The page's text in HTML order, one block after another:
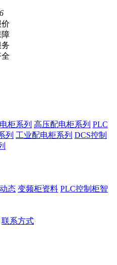
障
柜系列 高压配电柜系列 PLC
列 工业配电柜系列 DCS控制
态 变频柜资料 PLC控制柜智
联系方式